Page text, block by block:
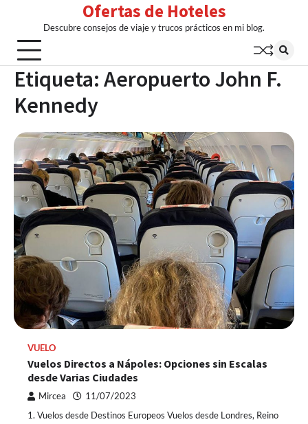
content
Ofertas de Hoteles
Descubre consejos de viaje y trucos prácticos en mi blog.
Etiqueta: Aeropuerto John F.
Kennedy
VUELO
Vuelos Directos a Nápoles: Opciones sin Escalas
desde Varias Ciudades
Mircea 11/07/2023
1. Vuelos desde Destinos Europeos Vuelos desde Londres, Reino